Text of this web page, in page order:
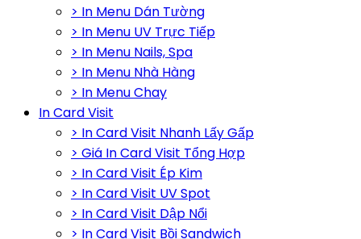
> In Menu Dán Tường
> In Menu UV Trực Tiếp
> In Menu Nails, Spa
> In Menu Nhà Hàng
> In Menu Chay
In Card Visit
> In Card Visit Nhanh Lấy Gấp
> Giá In Card Visit Tổng Hợp
> In Card Visit Ép Kim
> In Card Visit UV Spot
> In Card Visit Dập Nổi
> In Card Visit Bồi Sandwich